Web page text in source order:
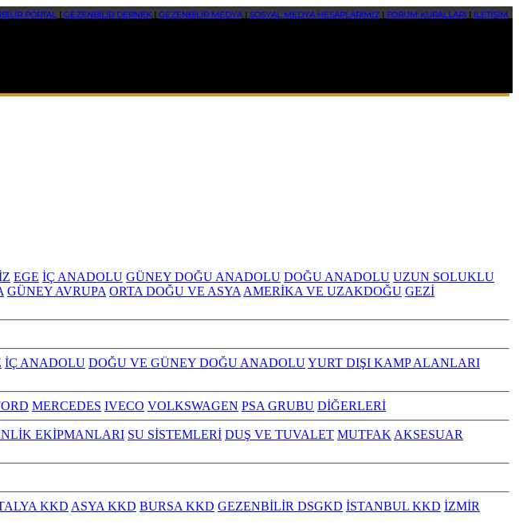
PORTAL| GEZENBİLİR DERNEK| GEZENBİLİR MEDYA| SOSYAL MEDYA HESAPLARIMIZ | FORUM KURALLARI | İLETİŞİM
EGE İÇ ANADOLU GÜNEY DOĞU ANADOLU DOĞU ANADOLU UZUN SOLUKLU
GÜNEY AVRUPA ORTA DOĞU VE ASYA AMERİKA VE UZAKDOĞU GEZİ
İÇ ANADOLU DOĞU VE GÜNEY DOĞU ANADOLUYURT DIŞI KAMP ALANLARI
MERCEDES IVECO VOLKSWAGEN PSA GRUBU DİĞERLERİ
EKİPMANLARI SU SİSTEMLERİ DUŞ VE TUVALET MUTFAK AKSESUAR
KKD ASYA KKD BURSA KKD GEZENBİLİR DSGKD İSTANBUL KKD İZMİR